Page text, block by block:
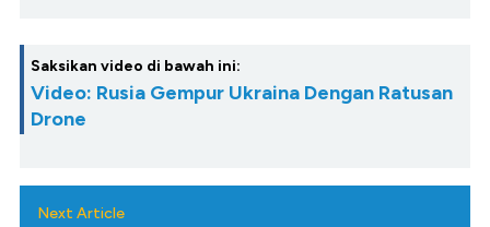
Saksikan video di bawah ini:
Video: Rusia Gempur Ukraina Dengan Ratusan
Drone
Next Article